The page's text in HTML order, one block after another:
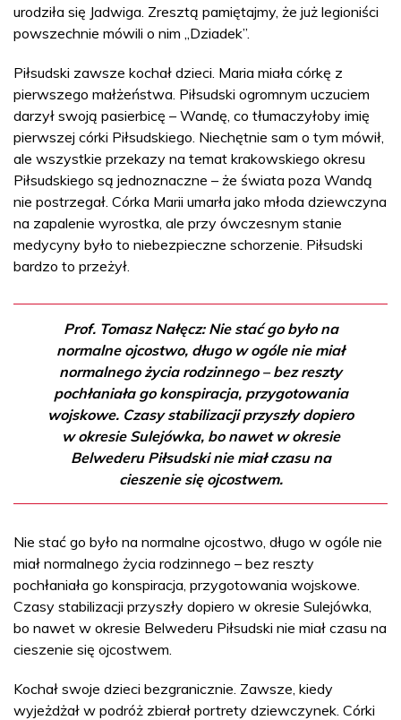
urodziła się Jadwiga. Zresztą pamiętajmy, że już legioniści
powszechnie mówili o nim „Dziadek”.
Piłsudski zawsze kochał dzieci. Maria miała córkę z
pierwszego małżeństwa. Piłsudski ogromnym uczuciem
darzył swoją pasierbicę – Wandę, co tłumaczyłoby imię
pierwszej córki Piłsudskiego. Niechętnie sam o tym mówił,
ale wszystkie przekazy na temat krakowskiego okresu
Piłsudskiego są jednoznaczne – że świata poza Wandą
nie postrzegał. Córka Marii umarła jako młoda dziewczyna
na zapalenie wyrostka, ale przy ówczesnym stanie
medycyny było to niebezpieczne schorzenie. Piłsudski
bardzo to przeżył.
Prof. Tomasz Nałęcz: Nie stać go było na
normalne ojcostwo, długo w ogóle nie miał
normalnego życia rodzinnego – bez reszty
pochłaniała go konspiracja, przygotowania
wojskowe. Czasy stabilizacji przyszły dopiero
w okresie Sulejówka, bo nawet w okresie
Belwederu Piłsudski nie miał czasu na
cieszenie się ojcostwem.
Nie stać go było na normalne ojcostwo, długo w ogóle nie
miał normalnego życia rodzinnego – bez reszty
pochłaniała go konspiracja, przygotowania wojskowe.
Czasy stabilizacji przyszły dopiero w okresie Sulejówka,
bo nawet w okresie Belwederu Piłsudski nie miał czasu na
cieszenie się ojcostwem.
Kochał swoje dzieci bezgranicznie. Zawsze, kiedy
wyjeżdżał w podróż zbierał portrety dziewczynek. Córki